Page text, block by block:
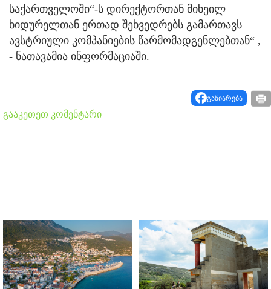
საქართველოში“-ს დირექტორთან მიხეილ
ხიდურელთან ერთად შეხვედრებს გამართავს
ავსტრიული კომპანიების წარმომადგენლებთან“ ,
- ნათავამია ინფორმაციაში.
გაზიარება
გააკეთეთ კომენტარი